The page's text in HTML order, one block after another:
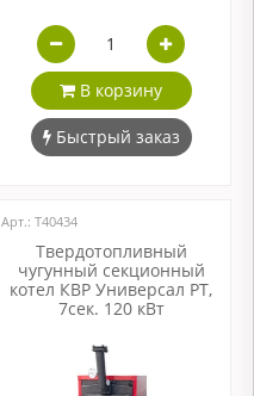
В корзину
Быстрый заказ
Арт.: Т40434
Твердотопливный
чугунный секционный
котел КВР Универсал РТ,
7сек. 120 кВт